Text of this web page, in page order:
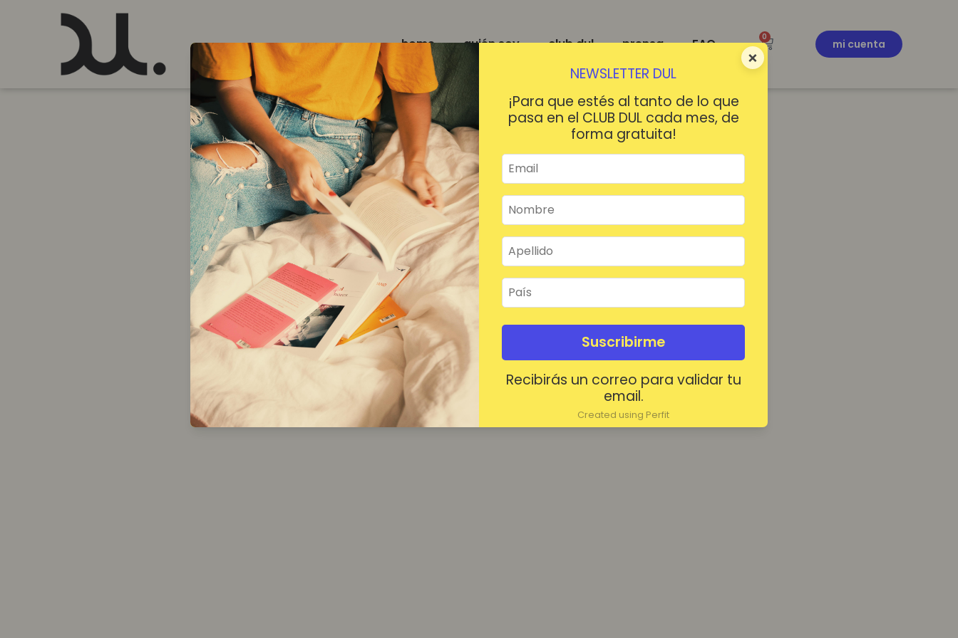
×
NEWSLETTER DUL
¡Para que estés al tanto de lo que
pasa en el CLUB DUL cada mes, de
forma gratuita!
Suscribirme
Recibirás un correo para validar tu
email.
Created using Perfit
home quién soy club dul prensa FAQ 0
mi cuenta
¡HOLA!
Mantenerme conectado ¿Contraseña olvidada?
Acceder